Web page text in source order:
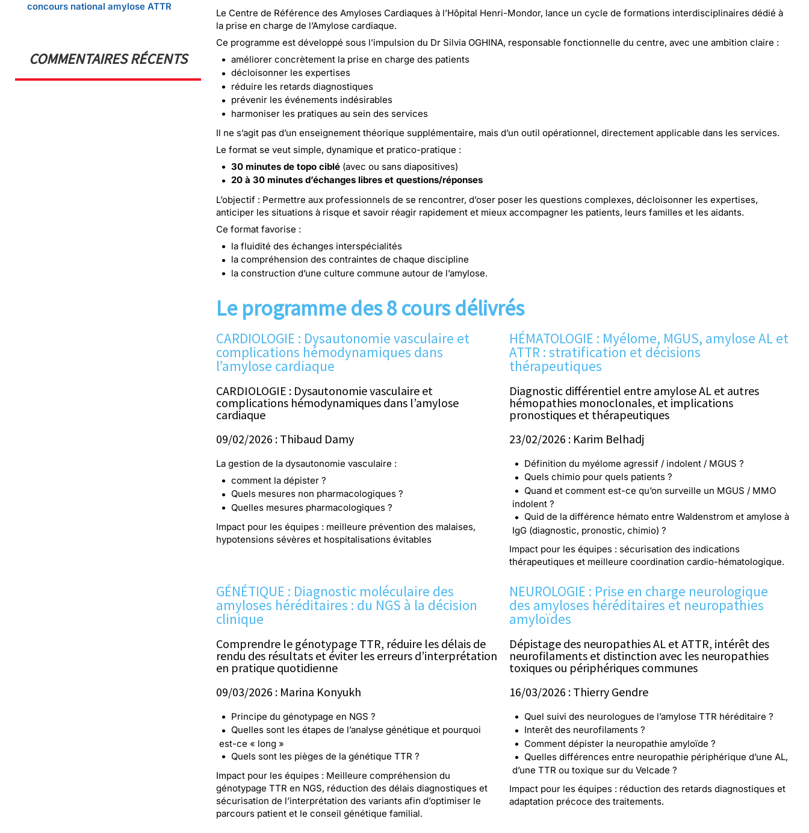
concours national amylose ATTR
COMMENTAIRES RÉCENTS
Le Centre de Référence des Amyloses Cardiaquesà l’Hôpital Henri-Mondor, lance un cycle de formations interdisciplinaires dédié à
la prise en charge de l’Amylose cardiaque.
Ce programme est développé sous l’impulsion du Dr Silvia OGHINA, responsable fonctionnelle du centre, avec une ambition claire :
améliorer concrètement la prise en charge des patients
décloisonner les expertises
réduire les retards diagnostiques
prévenir les événements indésirables
harmoniser les pratiques au sein des services
Il ne s’agit pas d’un enseignement théorique supplémentaire, mais d’un outil opérationnel, directement applicable dans les services.
Le format se veut simple, dynamique et pratico-pratique :
30 minutes de topo ciblé(avec ou sans diapositives)
20 à 30 minutes d’échanges libres et questions/réponses
L’objectif : Permettre aux professionnels de se rencontrer, d’oser poser les questions complexes, décloisonner les expertises,
anticiper les situations à risque et savoir réagir rapidement et mieux accompagner les patients, leurs familles et les aidants.
Ce format favorise :
la fluidité des échanges interspécialités
la compréhension des contraintes de chaque discipline
la construction d’une culture commune autour de l’amylose.
Le programme des 8 cours délivrés
CARDIOLOGIE : Dysautonomie vasculaire et
complications hémodynamiques dans
l’amylose cardiaque
CARDIOLOGIE : Dysautonomie vasculaire et
complications hémodynamiques dans l’amylose
cardiaque
09/02/2026 : Thibaud Damy
La gestion de la dysautonomie vasculaire :
comment la dépister ?
Quels mesures non pharmacologiques ?
Quelles mesures pharmacologiques ?
Impact pour les équipes : meilleure prévention des malaises,
hypotensions sévères et hospitalisations évitables
HÉMATOLOGIE : Myélome, MGUS, amylose AL et
ATTR : stratification et décisions
thérapeutiques
Diagnostic différentiel entre amylose AL et autres
hémopathies monoclonales, et implications
pronostiques et thérapeutiques
23/02/2026 : Karim Belhadj
Définition du myélome agressif / indolent / MGUS ?
Quels chimio pour quels patients ?
Quand et comment est-ce qu’on surveille un MGUS / MMO
indolent ?
Quid de la différence hémato entre Waldenstrom et amylose à
IgG (diagnostic, pronostic, chimio) ?
Impact pour les équipes : sécurisation des indications
thérapeutiques et meilleure coordination cardio-hématologique.
GÉNÉTIQUE : Diagnostic moléculaire des
amyloses héréditaires : du NGS à la décision
clinique
Comprendre le génotypage TTR, réduire les délais de
rendu des résultats et éviter les erreurs d’interprétation
en pratique quotidienne
09/03/2026 : Marina Konyukh
Principe du génotypage en NGS ?
Quelles sont les étapes de l’analyse génétique et pourquoi
est-ce « long »
Quels sont les pièges de la génétique TTR ?
Impact pour les équipes : Meilleure compréhension du
génotypage TTR en NGS, réduction des délais diagnostiques et
sécurisation de l’interprétation des variants afin d’optimiser le
parcours patient et le conseil génétique familial.
NEUROLOGIE : Prise en charge neurologique
des amyloses héréditaires et neuropathies
amyloïdes
Dépistage des neuropathies AL et ATTR, intérêt des
neurofilaments et distinction avec les neuropathies
toxiques ou périphériques communes
16/03/2026 : Thierry Gendre
Quel suivi des neurologues de l’amylose TTR héréditaire ?
Interêt des neurofilaments ?
Comment dépister la neuropathie amyloïde ?
Quelles différences entre neuropathie périphérique d’une AL,
d’une TTR ou toxique sur du Velcade ?
Impact pour les équipes : réduction des retards diagnostiques et
adaptation précoce des traitements.